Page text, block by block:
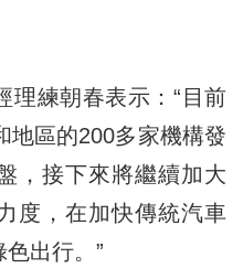
練朝春表示：“目前
地區的200多家機構發
，接下來將繼續加大
度，在加快傳統汽車
出行。”